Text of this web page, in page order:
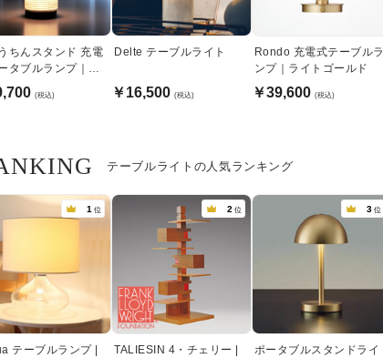
ちんスタンド 充電
タブルランプ｜調
付
(税込)
Delte テーブルライト
￥16,500 (税込)
Rondo 充電式テーブルラ
ンプ｜ライトゴールド
￥39,600 (税込)
テーブルライトの人気ランキング
1 位
テーブルランプ |
2 位
TALIESIN 4・チェリー |
3 位
ポータブルスタンドライ